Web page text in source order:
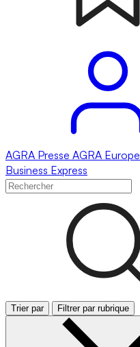
AGRA Presse AGRA Europe
Business Express
Trier par Filtrer par rubrique